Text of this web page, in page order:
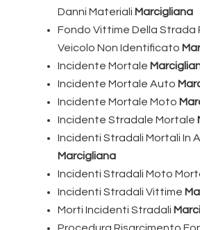
Danni Materiali Marcigliana
Fondo Vittime Della Strada
Veicolo Non Identificato
Incidente Mortale
Incidente Mortale Auto
Incidente Mortale Moto
Incidente Stradale Mortale
Incidenti Stradali Mortali In
Marcigliana
Incidenti Stradali Moto
Incidenti Stradali Vittime
Morti Incidenti Stradali